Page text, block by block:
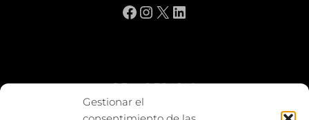
Gestionar el
Facebook
Instagram
X LinkedIn
BE vs REBAJAS